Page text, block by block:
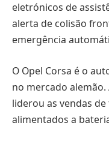
eletrónicos de
alerta de colisão
emergência
O Opel Corsa é o
no mercado
liderou as vendas
alimentados a